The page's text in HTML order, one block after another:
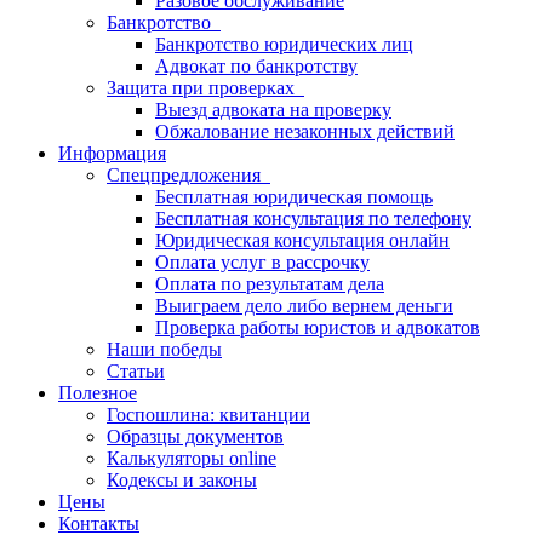
Банкротство
Банкротство юридических лиц
Адвокат по банкротству
Защита при проверках
Выезд адвоката на проверку
Обжалование незаконных действий
Информация
Спецпредложения
Бесплатная юридическая помощь
Бесплатная консультация по телефону
Юридическая консультация онлайн
Оплата услуг в рассрочку
Оплата по результатам дела
Выиграем дело либо вернем деньги
Проверка работы юристов и адвокатов
Наши победы
Статьи
Полезное
Госпошлина: квитанции
Образцы документов
Калькуляторы online
Кодексы и законы
Цены
Контакты